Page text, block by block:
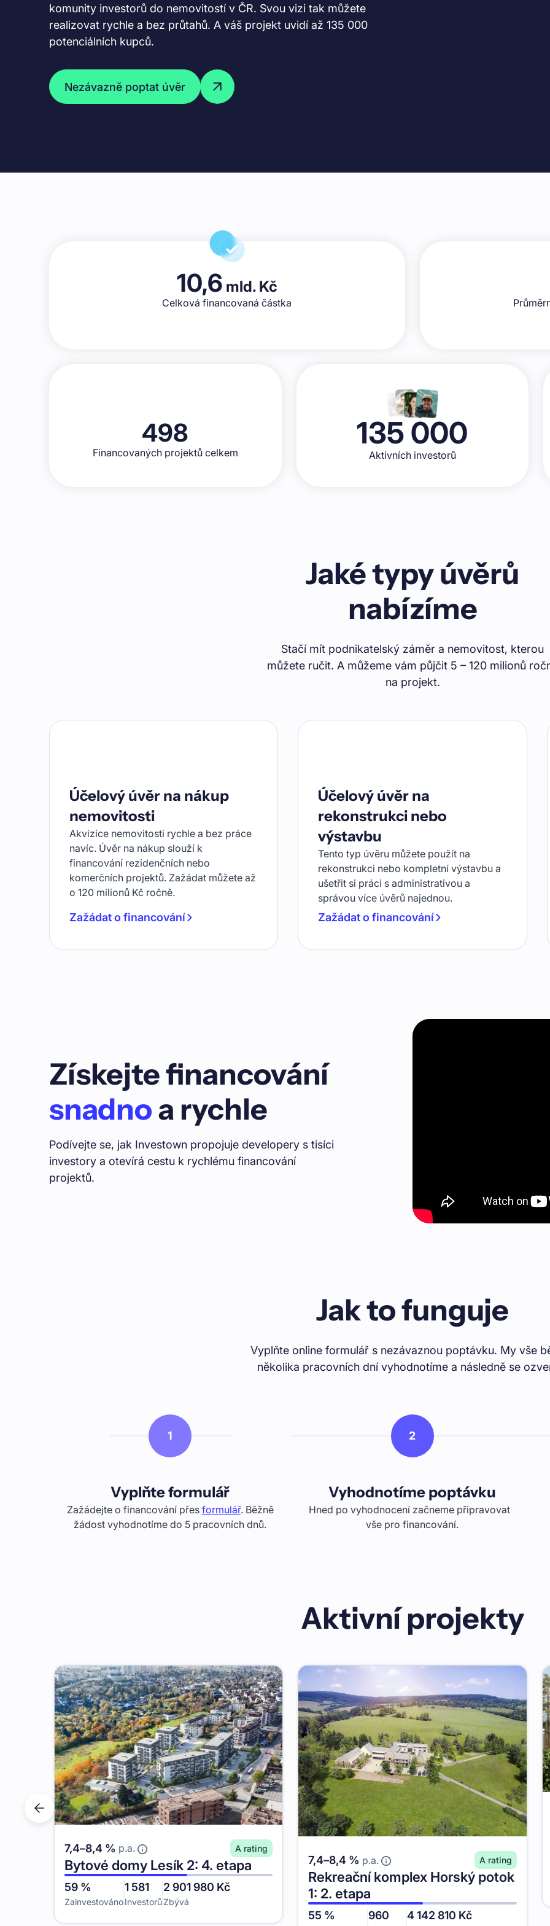
komunity investorů do nemovitostí v ČR. Svou vizi tak můžete
realizovat rychle a bez průtahů. A váš projekt uvidí až 135 000
potenciálních kupců.
Nezávazně poptat úvěr
10,6 mld. Kč
Celková financovaná částka
498
Financovaných projektů celkem
135 000
Aktivních investorů
Jaké typy úvěrů
nabízíme
Stačí mít podnikatelský záměr a nemovitost, kterou
můžete ručit. A můžeme vám půjčit 5 – 120 milionů
na projekt.
Účelový úvěr na nákup
nemovitosti
Akvizice nemovitosti rychle a bez práce
navíc. Úvěr na nákup slouží k
financování rezidenčních nebo
komerčních projektů. Zažádat můžete až
o 120 milionů Kč ročně.
Zažádat o financování
Účelový úvěr na
rekonstrukci nebo
výstavbu
Tento typ úvěru můžete použít na
rekonstrukci nebo kompletní výstavbu a
ušetřit si práci s administrativou a
správou více úvěrů najednou.
Zažádat o financování
Získejte financování
snadnoa rychle
Podívejte se, jak Investown propojuje developery s tisíci
investory a otevírá cestu k rychlému financování
projektů.
Jak to funguje
Vyplňte online formulář s nezávaznou poptávku. My vše
několika pracovních dní vyhodnotíme a následně se
1
Vyplňte formulář
Zažádejte o financování přes formulář. Běžně
žádost vyhodnotíme do 5 pracovních dnů.
2
Vyhodnotíme poptávku
Hned po vyhodnocení začneme připravovat
vše pro financování.
Aktivní projekty
7,4–8,4 % p.a. A rating
Bytové domy Lesík 2: 4. etapa
59 %
Zainvestováno
1 581
Investorů
2 901 980 Kč
Zbývá
7,4–8,4 % p.a. A rating
Rekreační komplex Horský potok
1: 2. etapa
55 % 960 4 142 810 Kč